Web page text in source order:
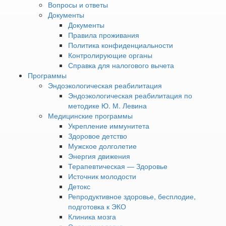
Вопросы и ответы
Документы
Документы
Правила проживания
Политика конфиденциальности
Контролирующие органы
Справка для налогового вычета
Программы
Эндоэкологическая реабилитация
Эндоэкологическая реабилитация по
методике Ю. М. Левина
Медицинские программы
Укрепление иммунитета
Здоровое детство
Мужское долголетие
Энергия движения
Терапевтическая — Здоровье
Источник молодости
Детокс
Репродуктивное здоровье, бесплодие,
подготовка к ЭКО
Клиника мозга
совмещать отдых на свежем воздухе и заботу о здоровье
круглый год.
Что такое открытый
подогреваемый бассейн
Открытый подогреваемый бассейн — это чаша под
открытым небом, в которой поддерживается комфортная
температура воды, как правило, в диапазоне 26–32 °C.
Такой режим создаёт оптимальные условия для щадящей
нагрузки на суставы и мышцы, улучшения
кровообращения и расслабления без переохлаждения
организма. Теплая вода в сочетании с прохладным
воздухом усиливает контрастное воздействие, тренируя
сосудистый тонус и поддерживая иммунитет. Для
отдыхающих санатория «Увильды» это возможность
получить эффект курортных процедур в максимально
комфортной и эстетичной среде. Особой атмосферной
деталью является фирменная «фишка» курорта —